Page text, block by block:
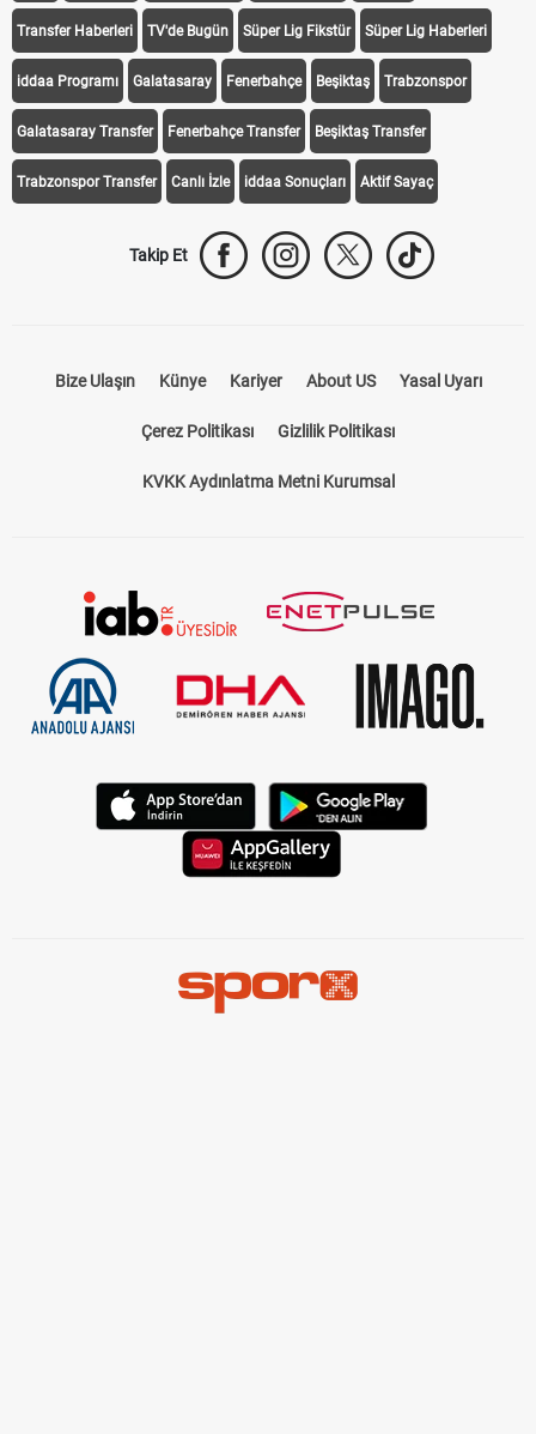
Transfer Haberleri TV'de Bugün Süper Lig Fikstür Süper Lig Haberleri
iddaa Programı Galatasaray Fenerbahçe Beşiktaş Trabzonspor
Galatasaray Transfer Fenerbahçe Transfer Beşiktaş Transfer
Trabzonspor Transfer Canlı İzle iddaa Sonuçları Aktif Sayaç
Takip Et
Bize Ulaşın Künye Kariyer About US Yasal Uyarı
Çerez Politikası Gizlilik Politikası
KVKK Aydınlatma Metni Kurumsal